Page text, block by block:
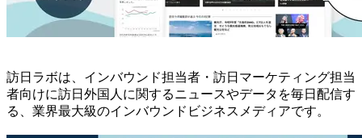
訪日ラボは、インバウンド担当者・訪日マーケティング担当
者向けに訪日外国人に関するニュースやデータを毎日配信す
る、業界最大級のインバウンドビジネスメディアです。